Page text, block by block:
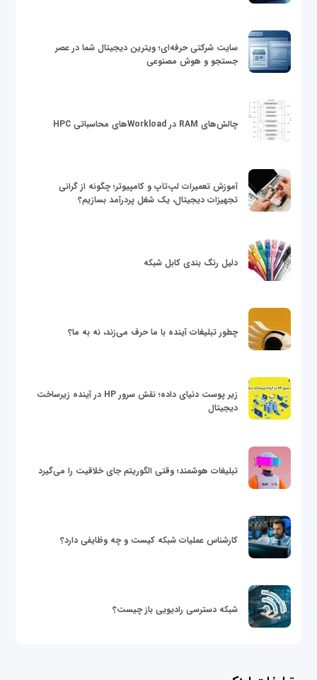
سایت شرکتی حرفه‌ای؛ ویترین دیجیتال شما در عصر
جستجو و هوش مصنوعی
چالش‌های RAM در Workloadهای محاسباتی HPC
آموزش تعمیرات لپ‌تاپ و کامپیوتر؛ چگونه از گرانی
تجهیزات دیجیتال، یک شغل پردرآمد بسازیم؟
دلیل رنگ بندی کابل شبکه
چطور تبلیغات آینده با ما حرف می‌زند، نه به ما؟
زیر پوست دنیای داده؛ نقش سرور HP در آینده زیرساخت
دیجیتال
تبلیغات هوشمند؛ وقتی الگوریتم جای خلاقیت را می‌گیرد
کارشناس عملیات شبکه کیست و چه وظایفی دارد؟
شبکه دسترسی رادیویی باز چیست؟